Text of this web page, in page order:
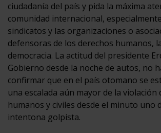
ciudadanía del país y pida la máxima
comunidad internacional,
sindicatos y las organizaciones o
defensoras de los derechos humanos,
democracia. La actitud del presidente
Gobierno desde la noche de autos, no
confirmar que en el país otomano se
una escalada aún mayor de la violación
humanos y civiles desde el minuto uno
intentona golpista.